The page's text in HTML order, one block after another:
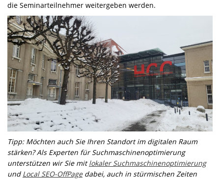
die Seminarteilnehmer weitergeben werden.
Tipp: Möchten auch Sie Ihren Standort im digitalen Raum
stärken? Als Experten für Suchmaschinenoptimierung
unterstützen wir Sie mitlokaler Suchmaschinenoptimierung
und Local SEO-OffPagedabei, auch in stürmischen Zeiten